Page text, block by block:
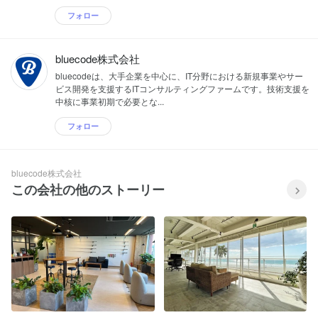
フォロー
bluecode株式会社
bluecodeは、大手企業を中心に、IT分野における新規事業やサー
ビス開発を支援するITコンサルティングファームです。技術支援を
中核に事業初期で必要とな...
フォロー
bluecode株式会社
この会社の他のストーリー